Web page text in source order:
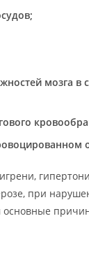
мозга в
при